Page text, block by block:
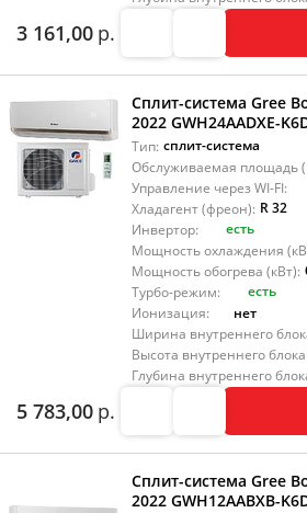
3 161,00 р.
Сплит-система Gree
2022 GWH24AADXE-
Тип: сплит-система
Обслуживаемая площадь
Управление через WI-FI:
Хладагент (фреон): R 32
Инвертор:
есть
Мощность охлаждения
Мощность обогрева (кВт):
Турбо-режим:
есть
Ионизация:
нет
Ширина внутреннего
Высота внутреннего
Глубина внутреннего
5 783,00 р.
Сплит-система Gree
2022 GWH12AABXB-